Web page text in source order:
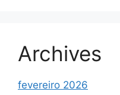
Archives
fevereiro 2026